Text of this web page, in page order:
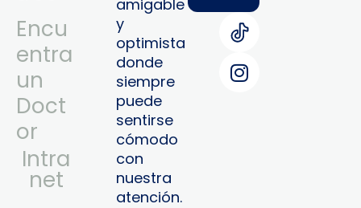
Encu
entra
un
Doct
or
Intra
Net
amigable
y
optimista
donde
siempre
puede
sentirse
cómodo
con
nuestra
atención.